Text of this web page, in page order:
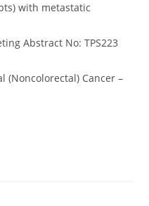
with metastatic
Abstract No: TPS223
Cancer –